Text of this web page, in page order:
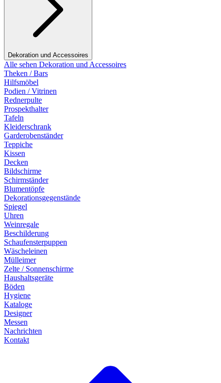
Dekoration und Accessoires
Alle sehen Dekoration und Accessoires
Theken / Bars
Hilfsmöbel
Podien / Vitrinen
Rednerpulte
Prospekthalter
Tafeln
Kleiderschrank
Garderobenständer
Teppiche
Kissen
Decken
Bildschirme
Schirmständer
Blumentöpfe
Dekorationsgegenstände
Spiegel
Uhren
Weinregale
Beschilderung
Schaufensterpuppen
Wäscheleinen
Mülleimer
Zelte / Sonnenschirme
Haushaltsgeräte
Böden
Hygiene
Kataloge
Designer
Messen
Nachrichten
Kontakt